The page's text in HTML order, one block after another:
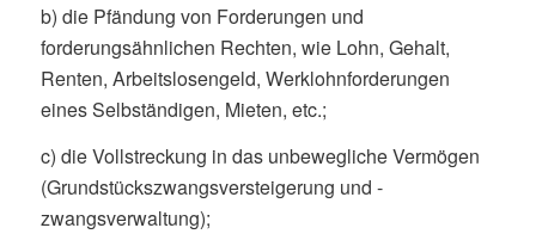
b) die Pfändung von Forderungen und
forderungsähnlichen Rechten, wie Lohn, Gehalt,
Renten, Arbeitslosengeld, Werklohnforderungen
eines Selbständigen, Mieten, etc.;
c) die Vollstreckung in das unbewegliche Vermögen
(Grundstückszwangsversteigerung und -
zwangsverwaltung);